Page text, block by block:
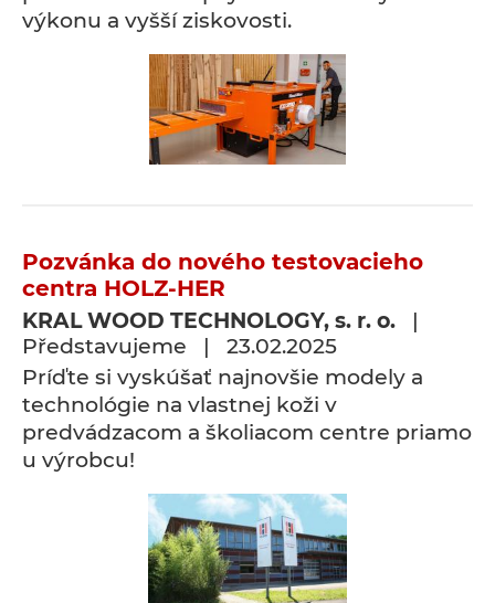
výkonu a vyšší ziskovosti.
Pozvánka do nového testovacieho
centra HOLZ-HER
KRAL WOOD TECHNOLOGY, s. r. o. |
Představujeme | 23.02.2025
Príďte si vyskúšať najnovšie modely a
technológie na vlastnej koži v
predvádzacom a školiacom centre priamo
u výrobcu!